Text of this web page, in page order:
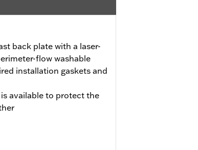
back plate with a laser-
flow washable
installation gaskets and
available to protect the